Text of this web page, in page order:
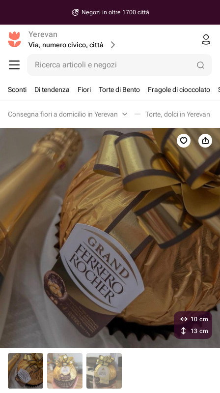
Negozi in oltre 1700 città
Yerevan
Via, numero civico, città
Ricerca articoli e negozi
Sconti Di tendenza Fiori Torte di Bento Fragole di cioccolato
Consegna fiori a domicilio in Yerevan Torte, dolci in Yerevan
10 cm
13 cm